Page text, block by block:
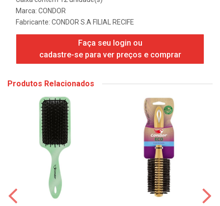
Marca: CONDOR
Fabricante: CONDOR S.A FILIAL RECIFE
Faça seu login ou
cadastre-se para ver preços e comprar
Produtos Relacionados